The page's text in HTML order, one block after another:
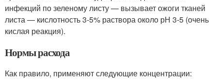
инфекций по зеленому листу — вызывает ожоги тканей
листа — кислотность 3-5% раствора около рН 3-5 (очень
кислая реакция).
Нормы расхода
Как правило, применяют следующие концентрации: